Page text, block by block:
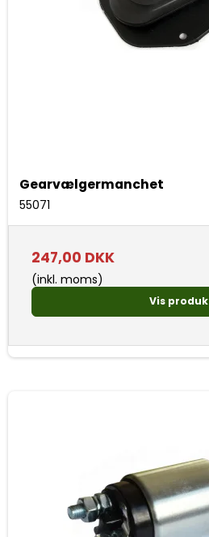
Gearvælgermanchet
55071
247,00 DKK
(inkl. moms)
Vis